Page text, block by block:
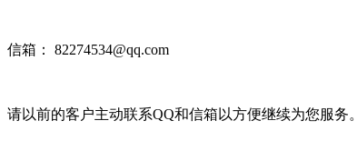
信箱： 82274534@qq.com
请以前的客户主动联系QQ和信箱以方便继续为您服务。